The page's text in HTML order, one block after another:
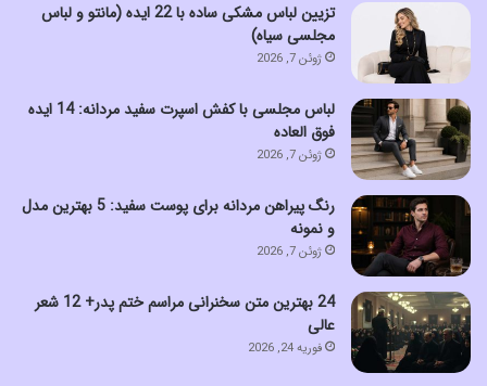
تزیین لباس مشکی ساده با 22 ایده (مانتو و لباس
مجلسی سیاه)
ژوئن 7, 2026
لباس مجلسی با کفش اسپرت سفید مردانه: 14 ایده
فوق العاده
ژوئن 7, 2026
رنگ پیراهن مردانه برای پوست سفید: 5 بهترین مدل
و نمونه
ژوئن 7, 2026
24 بهترین متن سخنرانی مراسم ختم پدر+ 12 شعر
عالی
فوریه 24, 2026